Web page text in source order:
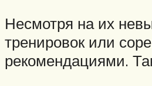
Несмотря на их
тренировок или
рекомендациями.